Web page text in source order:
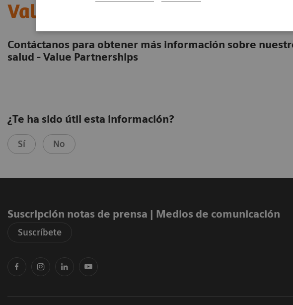
Value Partnerships: información
Contáctanos para obtener más información sobre
salud - Value Partnerships
¿Te ha sido útil esta información?
Sí No
Suscripción notas de prensa ​| Medios de comunicación
Suscríbete